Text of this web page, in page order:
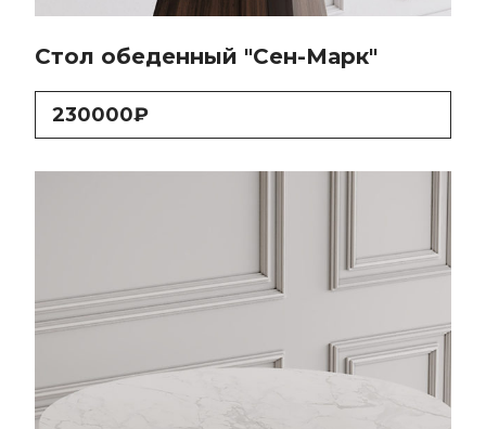
Стол обеденный "Сен-Марк"
230000₽